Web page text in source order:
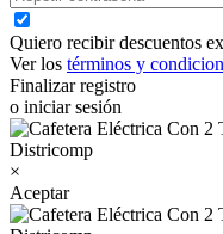
Quiero recibir descuentos
Ver los términos y
Finalizar registro
o iniciar sesión
×
Aceptar